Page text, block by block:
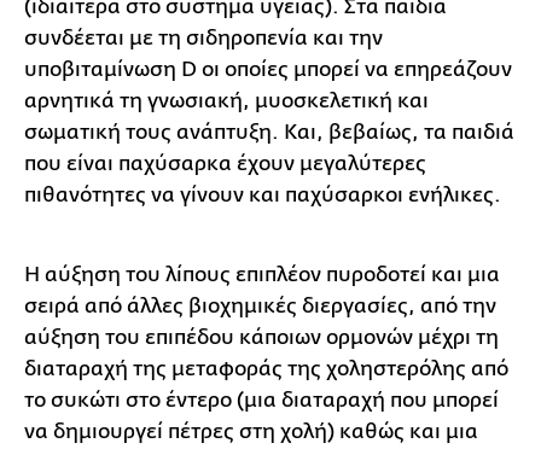
(ιδιαίτερα στο σύστημα υγείας). Στα παιδιά
συνδέεται με τη σιδηροπενία και την
υποβιταμίνωση D οι οποίες μπορεί να επηρεάζουν
αρνητικά τη γνωσιακή, μυοσκελετική και
σωματική τους ανάπτυξη. Και, βεβαίως, τα παιδιά
που είναι παχύσαρκα έχουν μεγαλύτερες
πιθανότητες να γίνουν και παχύσαρκοι ενήλικες.
Η αύξηση του λίπους επιπλέον πυροδοτεί και μια
σειρά από άλλες βιοχημικές διεργασίες, από την
αύξηση του επιπέδου κάποιων ορμονών μέχρι τη
διαταραχή της μεταφοράς της χοληστερόλης από
το συκώτι στο έντερο (μια διαταραχή που μπορεί
να δημιουργεί πέτρες στη χολή) καθώς και μια